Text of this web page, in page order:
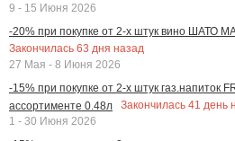
9 - 15 Июня 2026
-20% при покупке от 2-х штук вино ШАТО
Закончилась 63 дня назад
27 Мая - 8 Июня 2026
-15% при покупке от 2-х штук газ.напиток
ассортименте 0.48л
Закончилась 41 день
1 - 30 Июня 2026